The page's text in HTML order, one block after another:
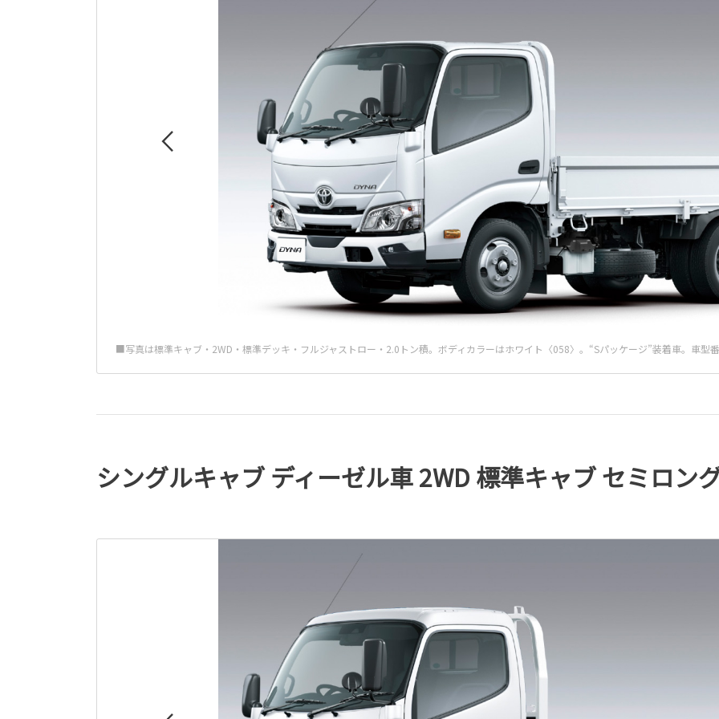
■写真は標準キャブ・2WD・標準デッキ・フルジャストロー・2.0トン積。ボディカラーはホワイト〈058〉。“Sパッケージ”装着車。車型
シングルキャブ ディーゼル車 2WD 標準キャブ セミロン